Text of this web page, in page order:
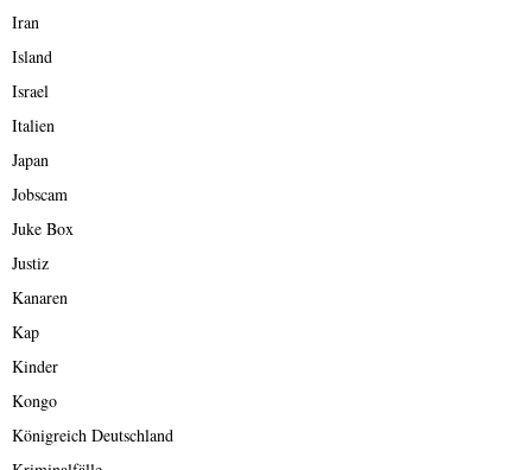
Iran
Island
Israel
Italien
Japan
Jobscam
Juke Box
Justiz
Kanaren
Kap
Kinder
Kongo
Königreich Deutschland